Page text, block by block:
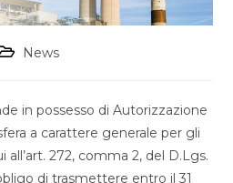
News
in possesso di Autorizzazione
a carattere generale per gli
272, comma 2, del D.Lgs.
di trasmettere entro il 31